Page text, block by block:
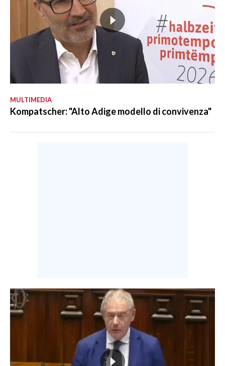
MULTIMEDIA
Kompatscher: "Alto Adige modello di convivenza"